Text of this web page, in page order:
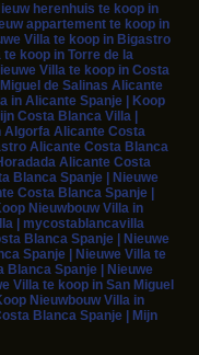
herenhuis te koop in
appartement te koop in
Villa te koop in Bigastro
koop in Torre de la
Villa te koop in Costa
de Salinas Alicante
in Alicante Spanje | Koop
Costa Blanca Villa |
Alicante Costa
Alicante Costa Blanca
Alicante Costa
Blanca Spanje | Nieuwe
Costa Blanca Spanje |
Nieuwbouw Villa in
| mycostablancavilla
Blanca Spanje | Nieuwe
Spanje | Nieuwe Villa te
Blanca Spanje | Nieuwe
Villa te koop in San Miguel
Nieuwbouw Villa in
Blanca Spanje | Mijn